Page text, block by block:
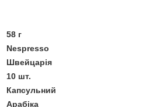
58 г
Nespresso
Швейцарія
10 шт.
Капсульний
Арабіка